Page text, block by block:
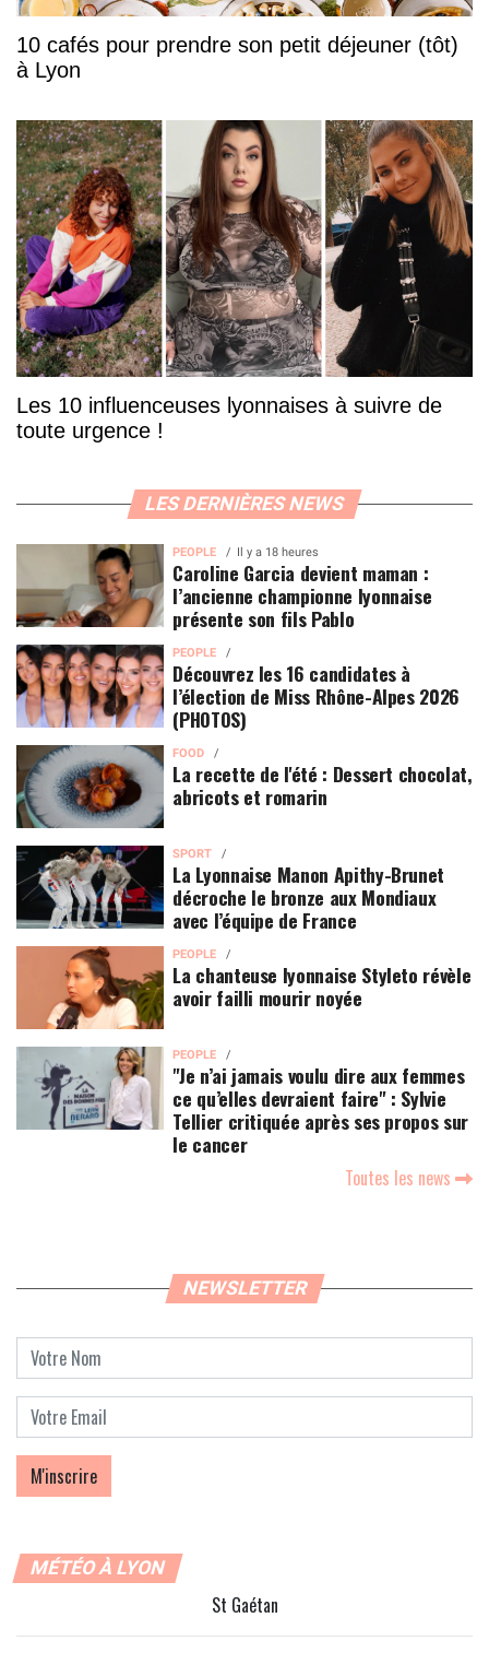
10 cafés pour prendre son petit déjeuner (tôt)
à Lyon
Les 10 influenceuses lyonnaises à suivre de
toute urgence !
LES DERNIÈRES NEWS
PEOPLE Il y a 18 heures
Caroline Garcia devient maman :
l’ancienne championne lyonnaise
présente son fils Pablo
PEOPLE
Découvrez les 16 candidates à
l’élection de Miss Rhône-Alpes 2026
(PHOTOS)
FOOD
La recette de l'été : Dessert chocolat,
abricots et romarin
SPORT
La Lyonnaise Manon Apithy-Brunet
décroche le bronze aux Mondiaux
avec l’équipe de France
PEOPLE
La chanteuse lyonnaise Styleto révèle
avoir failli mourir noyée
PEOPLE
"Je n’ai jamais voulu dire aux femmes
ce qu’elles devraient faire" : Sylvie
Tellier critiquée après ses propos sur
le cancer
Toutes les news
NEWSLETTER
MÉTÉO À LYON
St Gaétan